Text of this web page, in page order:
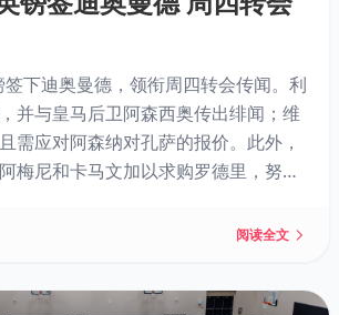
下迪奥曼德，领衔周四转会传闻。利
并与皇马后卫阿森西奥传出绯闻；维
需应对阿森纳对孔萨的报价。此外，
梅尼和卡马文加以求购罗德里，努涅
阅读全文